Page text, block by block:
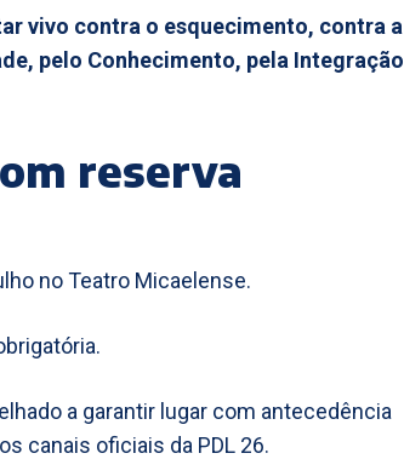
vivo contra o esquecimento, contra a
pelo Conhecimento, pela Integração
reserva
no Teatro Micaelense.
a garantir lugar com antecedência
canais oficiais da PDL 26.